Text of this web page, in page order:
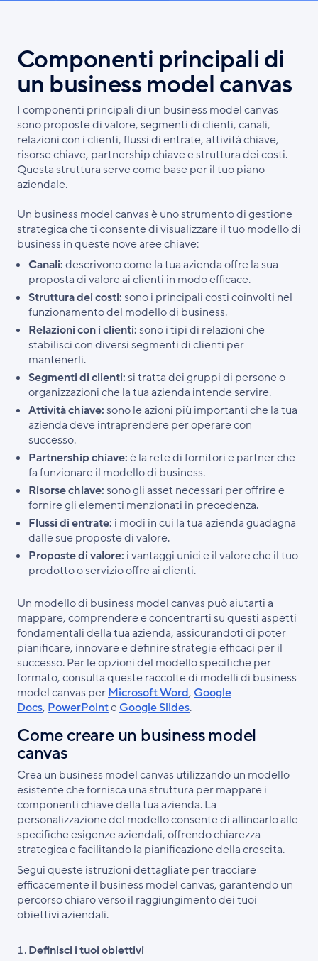
Componenti principali di
un business model canvas
I componenti principali di un business model canvas
sono proposte di valore, segmenti di clienti, canali,
relazioni con i clienti, flussi di entrate, attività chiave,
risorse chiave, partnership chiave e struttura dei costi.
Questa struttura serve come base per il tuo piano
aziendale.
Un business model canvas è uno strumento di gestione
strategica che ti consente di visualizzare il tuo modello di
business in queste nove aree chiave:
Canali:descrivono come la tua azienda offre la sua
proposta di valore ai clienti in modo efficace.
Struttura dei costi:sono i principali costi coinvolti nel
funzionamento del modello di business.
Relazioni con i clienti:sono i tipi di relazioni che
stabilisci con diversi segmenti di clienti per
mantenerli.
Segmenti di clienti:si tratta dei gruppi di persone o
organizzazioni che la tua azienda intende servire.
Attività chiave:sono le azioni più importanti che la tua
azienda deve intraprendere per operare con
successo.
Partnership chiave:è la rete di fornitori e partner che
fa funzionare il modello di business.
Risorse chiave:sono gli asset necessari per offrire e
fornire gli elementi menzionati in precedenza.
Flussi di entrate: i modi in cui la tua azienda guadagna
dalle sue proposte di valore.
Proposte di valore: i vantaggi unici e il valore che il tuo
prodotto o servizio offre ai clienti.
Un modello di business model canvas può aiutarti a
mappare, comprendere e concentrarti su questi aspetti
fondamentali della tua azienda, assicurandoti di poter
pianificare, innovare e definire strategie efficaci per il
successo. Per le opzioni del modello specifiche per
formato, consulta queste raccolte di modelli di business
model canvas perMicrosoft Word, Google
Docs, PowerPointeGoogle Slides.
Come creare un business model
canvas
Crea un business model canvas utilizzando un modello
esistente che fornisca una struttura per mappare i
componenti chiave della tua azienda. La
personalizzazione del modello consente di allinearlo alle
specifiche esigenze aziendali, offrendo chiarezza
strategica e facilitando la pianificazione della crescita.
Segui queste istruzioni dettagliate per tracciare
efficacemente il business model canvas, garantendo un
percorso chiaro verso il raggiungimento dei tuoi
obiettivi aziendali.
Definisci i tuoi obiettivi